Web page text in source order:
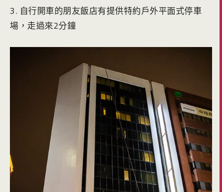
3. 自行開車的朋友飯店有提供特約戶外平面式停車
場，走過來2分鐘